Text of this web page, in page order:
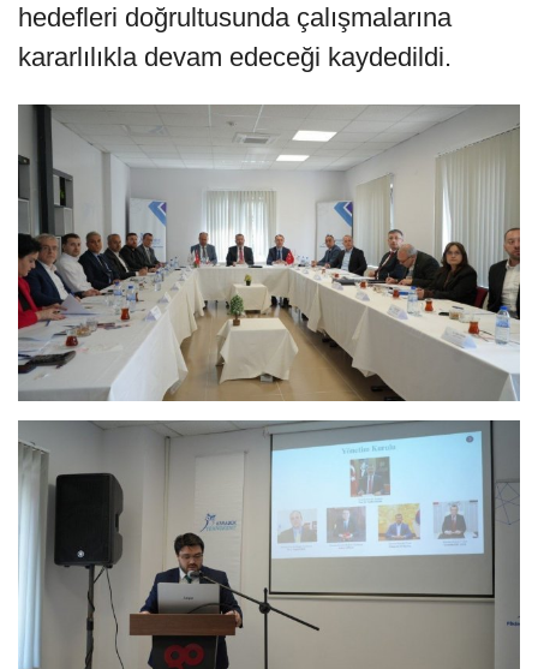
hedefleri doğrultusunda çalışmalarına
kararlılıkla devam edeceği kaydedildi.